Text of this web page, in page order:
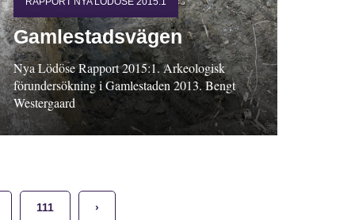
Gamlestadsvägen
Nya Lödöse Rapport 2015:1. Arkeologisk
förundersökning i Gamlestaden 2013. Bengt
Westergaard
111 ›